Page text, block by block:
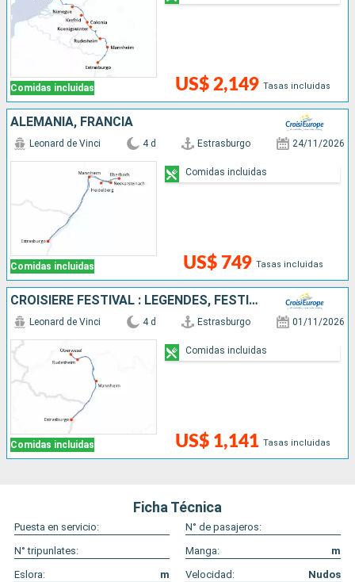
Comidas incluidas US$ 2,149 Tasas incluidas
ALEMANIA, FRANCIA
Comidas incluidas
Leonard de Vinci 4 d Estrasburgo 24/11/2026
US$ 749 Tasas incluidas
Comidas incluidas
CROISIÈRE FESTIVAL : LÉGENDES, FESTIVITÉS ET GOURMANDISES SUR LE RHIN ROMANTIQUE
Comidas incluidas
Leonard de Vinci 4 d Estrasburgo 01/11/2026
US$ 1,141 Tasas incluidas
Comidas incluidas
Ficha Técnica
Puesta en servicio:
N° de pasajeros:
N° tripunlates:
Manga:
m
Eslora:
m Velocidad: Nudos